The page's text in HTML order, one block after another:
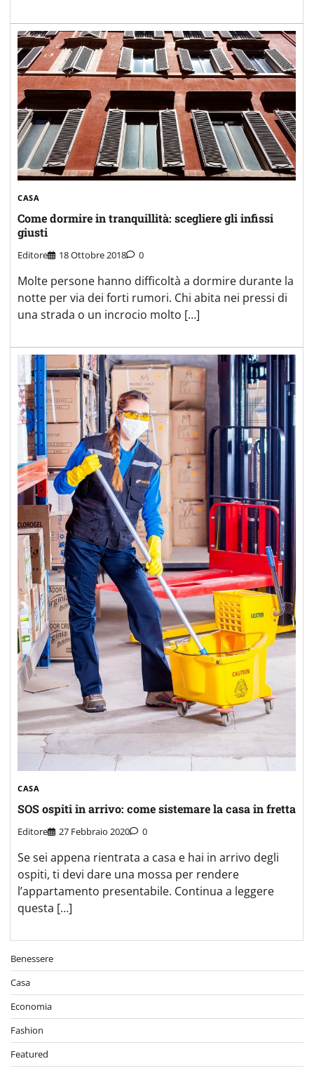
CASA
Come dormire in tranquillità: scegliere gli infissi
giusti
Editore 18 Ottobre 2018 0
Molte persone hanno difficoltà a dormire durante la
notte per via dei forti rumori. Chi abita nei pressi di
una strada o un incrocio molto […]
CASA
SOS ospiti in arrivo: come sistemare la casa in fretta
Editore 27 Febbraio 2020 0
Se sei appena rientrata a casa e hai in arrivo degli
ospiti, ti devi dare una mossa per rendere
l’appartamento presentabile. Continua a leggere
questa […]
Benessere
Casa
Economia
Fashion
Featured